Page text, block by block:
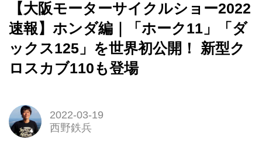
【大阪モーターサイクルショー2022
速報】ホンダ編｜「ホーク11」「ダ
ックス125」を世界初公開！ 新型ク
ロスカブ110も登場
2022-03-19
西野鉄兵